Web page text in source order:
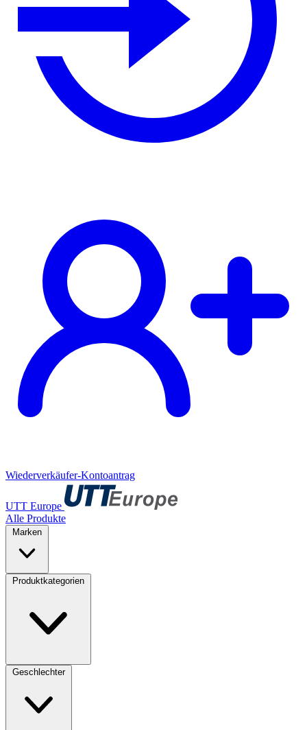
Wiederverkäufer-Kontoantrag
UTT Europe
Alle Produkte
Marken
Produktkategorien
Geschlechter